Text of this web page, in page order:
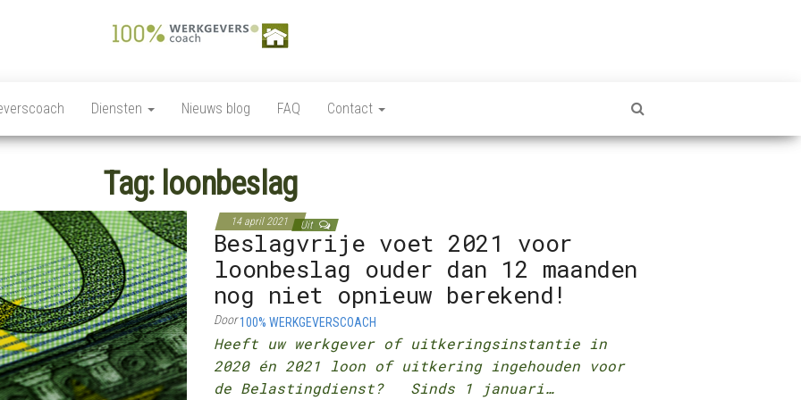
Werkgeverscoach,
Payroll –
Verzekeringen –
Wet &
Regelgeving –
Coaching
Ziekteverzuim wet en
regelgeving,
Personeelsverzekeringen,
loonkostensubsidies,
Payrolling, Juridische
zaken, Opleiding,
ontwikkeling en
coaching, HR Scan,
Diensten Nieuws blog FAQ Contact
Tag: loonbeslag
14 april 2021 Uit
Beslagvrije voet 2021 voor
loonbeslag ouder dan 12 maanden
nog niet opnieuw berekend!
Door100% WERKGEVERSCOACH
Heeft uw werkgever of uitkeringsinstantie in
2020 én 2021 loon of uitkering ingehouden voor
de Belastingdienst? Sinds 1 januari…